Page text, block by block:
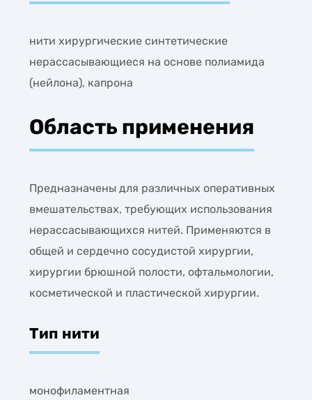
нити хирургические синтетические
нерассасывающиеся на основе полиамида
(нейлона), капрона
Область применения
Предназначены для различных оперативных
вмешательствах, требующих использования
нерассасывающихся нитей. Применяются в
общей и сердечно сосудистой хирургии,
хирургии брюшной полости, офтальмологии,
косметической и пластической хирургии.
Тип нити
монофиламентная